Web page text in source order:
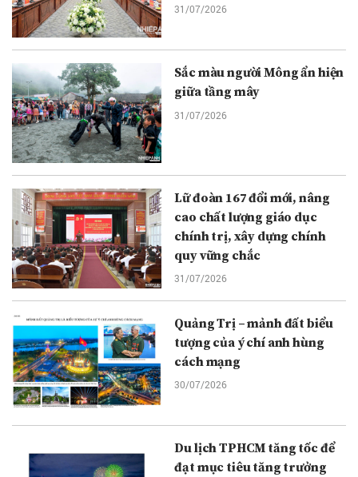
31/07/2026
Sắc màu người Mông ẩn hiện
giữa tầng mây
31/07/2026
Lữ đoàn 167 đổi mới, nâng
cao chất lượng giáo dục
chính trị, xây dựng chính
quy vững chắc
31/07/2026
Quảng Trị – mảnh đất biểu
tượng của ý chí anh hùng
cách mạng
30/07/2026
Du lịch TPHCM tăng tốc để
đạt mục tiêu tăng trưởng